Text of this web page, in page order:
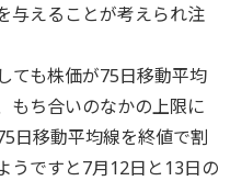
与えることが考えられ注
ても株価が75日移動平均
もち合いのなかの上限に
日移動平均線を終値で割
うですと7月12日と13日の